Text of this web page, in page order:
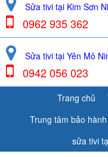
Sửa tivi tại Kim Sơn
0962 935 362
Sửa tivi tại Yên Mô
0942 056 023
Trang chủ
Trung tâm bảo
sửa tivi